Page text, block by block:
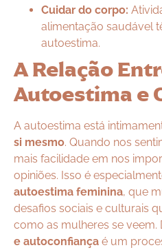
Cuidar do corpo:
alimentação saudável
autoestima.
A Relação
Autoestima e
A autoestima está
si mesmo. Quando nos
mais facilidade em nos
opiniões. Isso é
autoestima feminina, que
desafios sociais e culturais
como as mulheres se veem.
e autoconfiança é um